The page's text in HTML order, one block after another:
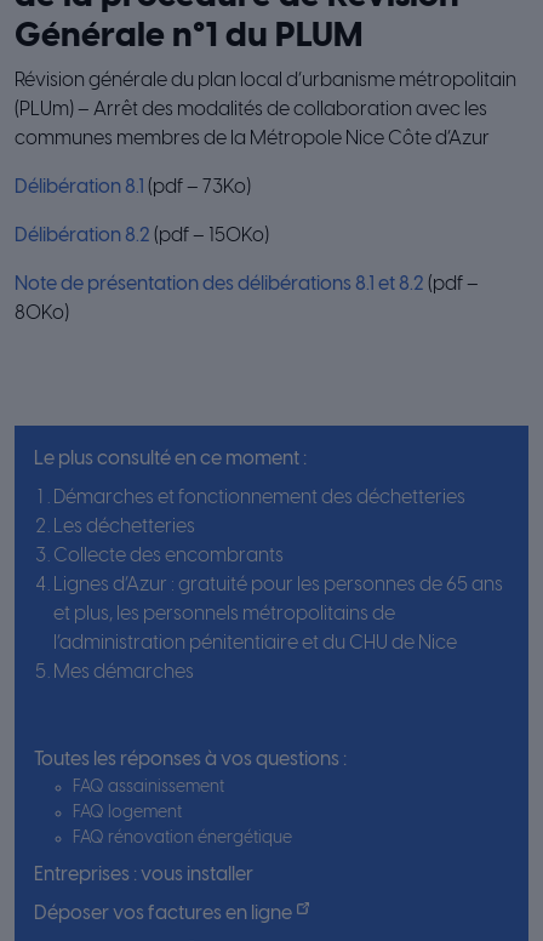
Générale n°1 du PLUM
Révision générale du plan local d’urbanisme métropolitain
(PLUm) – Arrêt des modalités de collaboration avec les
communes membres de la Métropole Nice Côte d’Azur
Délibération 8.1 (pdf – 73Ko)
Délibération 8.2 (pdf – 150Ko)
Note de présentation des délibérations 8.1 et 8.2 (pdf –
80Ko)
Le plus consulté en ce moment :
Démarches et fonctionnement des déchetteries
Les déchetteries
Collecte des encombrants
Lignes d’Azur : gratuité pour les personnes de 65 ans
et plus, les personnels métropolitains de
l’administration pénitentiaire et du CHU de Nice
Mes démarches
Toutes les réponses à vos questions :
FAQ assainissement
FAQ logement
FAQ rénovation énergétique
Entreprises : vous installer
Déposer vos factures en ligne